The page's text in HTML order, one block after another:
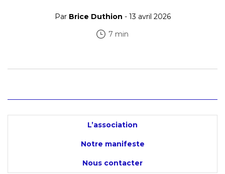
Par Brice Duthion - 13 avril 2026
7 min
L’association
Notre manifeste
Nous contacter